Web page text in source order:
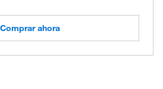
Comprar ahora